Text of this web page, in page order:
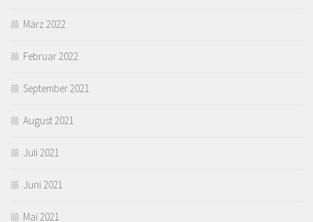
März 2022
Februar 2022
September 2021
August 2021
Juli 2021
Juni 2021
Mai 2021